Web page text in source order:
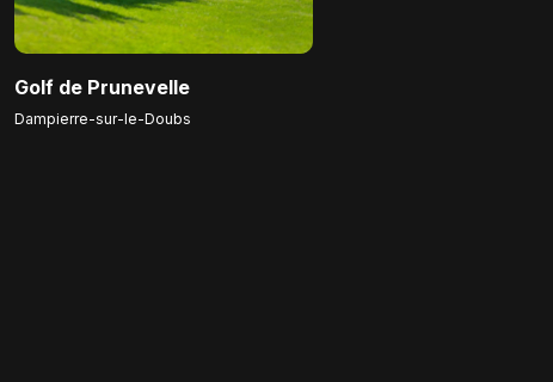
Golf de Prunevelle
Dampierre-sur-le-Doubs